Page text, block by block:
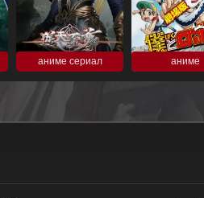
аниме сериал аниме